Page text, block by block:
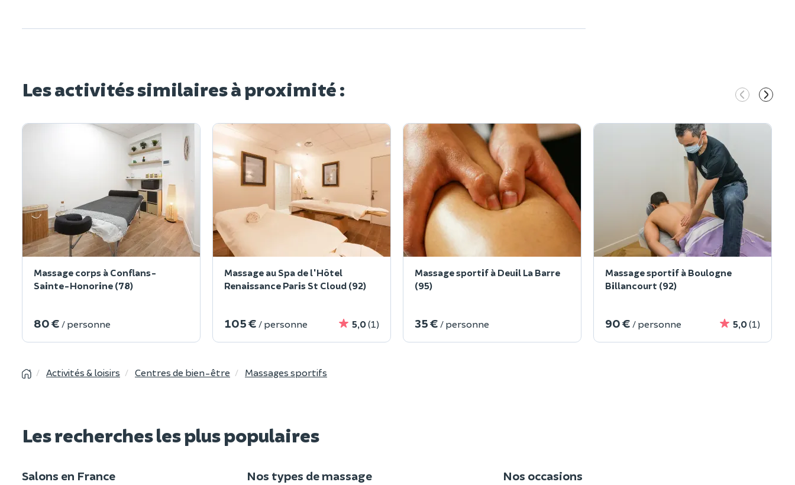
Les activités similaires à proximité :
Massage corps à Conflans-
Sainte-Honorine (78)
80 € / personne
Massage au Spa de l'Hôtel
Renaissance Paris St Cloud (92)
105 € / personne 5,0(1)
Massage sportif à Deuil La Barre
(95)
35 € / personne
Massage sportif à Boulogne
Billancourt (92)
90 € / personne 5,0(1)
Activités & loisirs Centres de bien-être Massages sportifs
Les recherches les plus populaires
Salons en France Nos types de massage Nos occasions